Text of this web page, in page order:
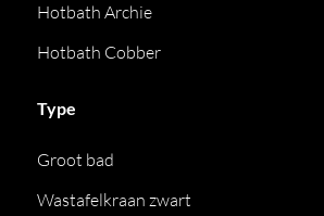
Hotbath Archie
Hotbath Cobber
Type
Groot bad
Wastafelkraan zwart